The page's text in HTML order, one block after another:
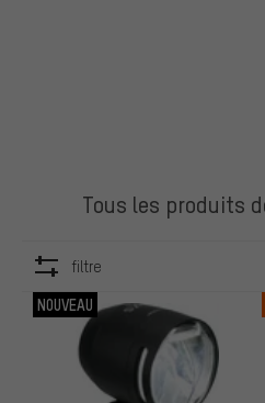
Tous les produits
filtre
ARTICLES
NOUVEAU